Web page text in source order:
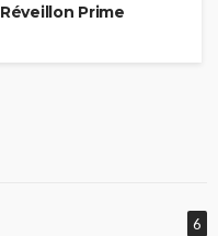
Réveillon Prime
6